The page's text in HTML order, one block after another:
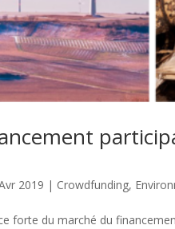
2019 | Crowdfunding,
forte du marché du